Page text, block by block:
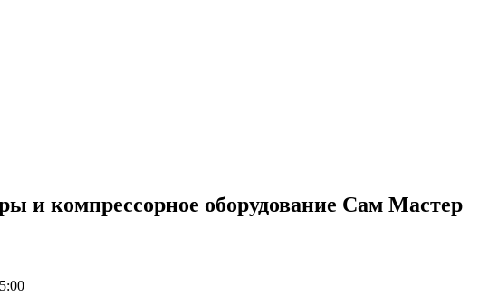
и компрессорное оборудование Сам Мастер